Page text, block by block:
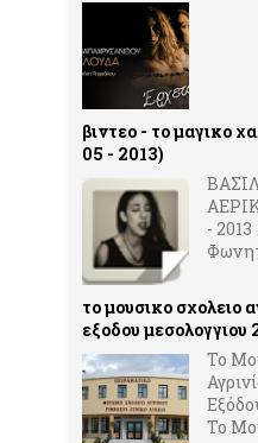
“Στο site εύχομαι
συμβουλές του. Σε
δημιουργία!”
βιντεο - το μαγικο
05 - 2013)
-
το μουσικο σχολειο
εξοδου μεσολογγιου
Το
Το